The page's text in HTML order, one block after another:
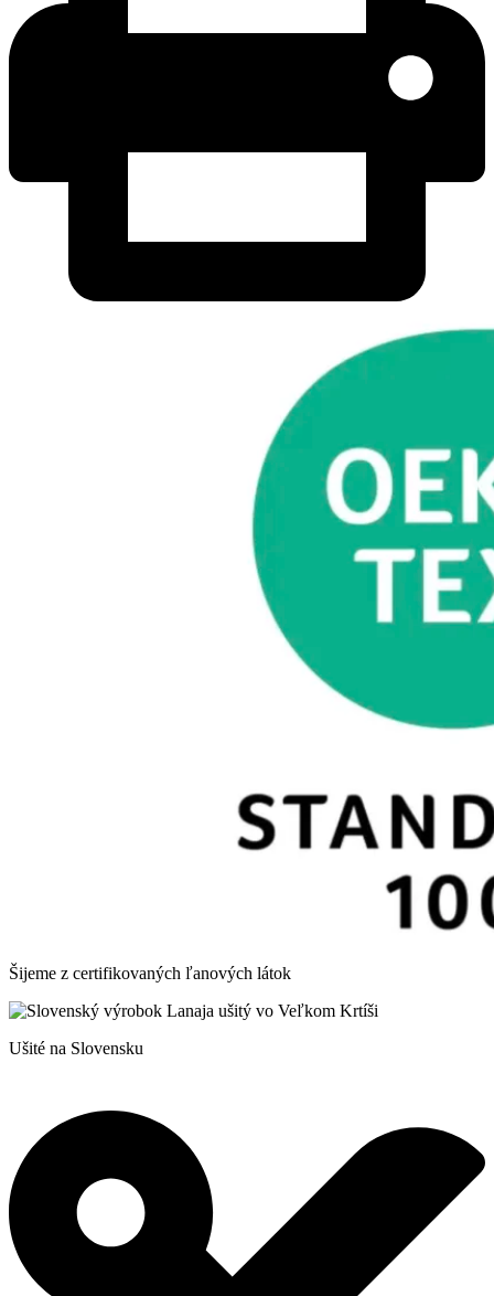
Šijeme z certifikovaných ľanových látok
Ušité na Slovensku